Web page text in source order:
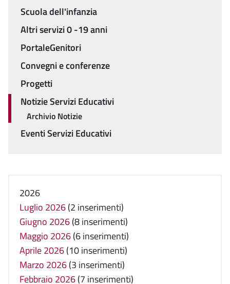
Scuola dell'infanzia
Altri servizi 0 -19 anni
PortaleGenitori
Convegni e conferenze
Progetti
Notizie Servizi Educativi
Archivio Notizie
Eventi Servizi Educativi
2026
Luglio 2026(2 inserimenti)
Giugno 2026(8 inserimenti)
Maggio 2026(6 inserimenti)
Aprile 2026(10 inserimenti)
Marzo 2026(3 inserimenti)
Febbraio 2026(7 inserimenti)